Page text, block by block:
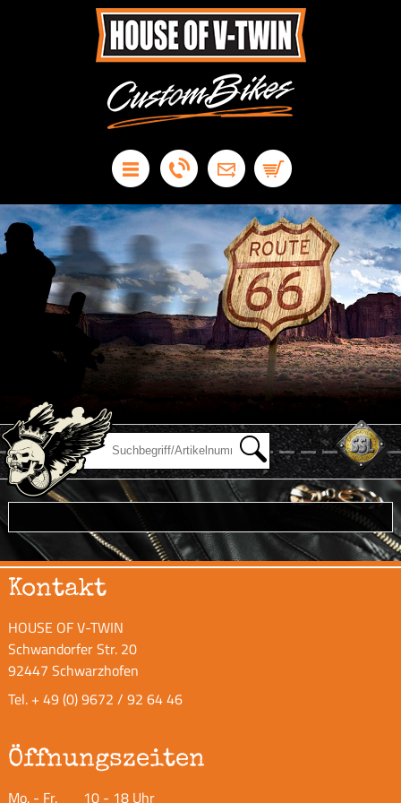
Kontakt
HOUSE OF V-TWIN
Schwandorfer Str. 20
92447 Schwarzhofen
Tel. + 49 (0) 9672 / 92 64 46
Öffnungszeiten
Mo. - Fr. 10 - 18 Uhr